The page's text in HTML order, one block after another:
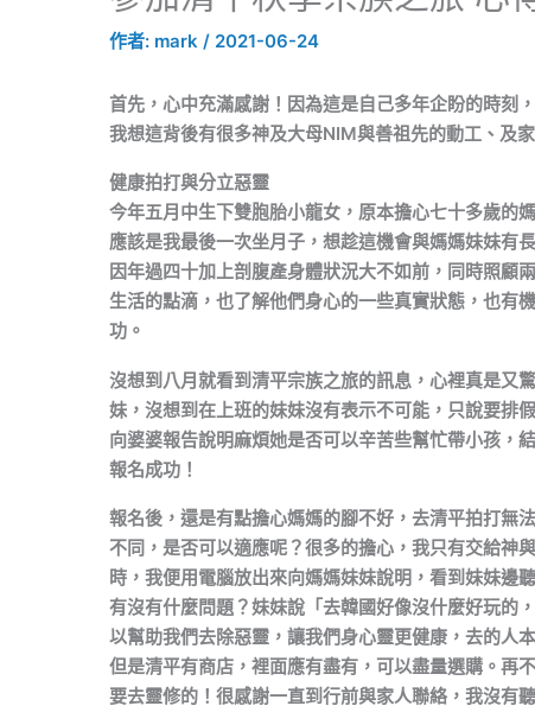
作者: mark / 2021-06-24
首先，心中充滿感謝！因為這是自己多年企盼的時刻
我想這背後有很多神及大母NIM與善祖先的動工、及
健康拍打與分立惡靈
今年五月中生下雙胞胎小龍女，原本擔心七十多歲的
應該是我最後一次坐月子，想趁這機會與媽媽妹妹有
因年過四十加上剖腹產身體狀況大不如前，同時照顧
生活的點滴，也了解他們身心的一些真實狀態，也有
功。
沒想到八月就看到清平宗族之旅的訊息，心裡真是又
妹，沒想到在上班的妹妹沒有表示不可能，只說要排
向婆婆報告說明麻煩她是否可以辛苦些幫忙帶小孩，
報名成功！
報名後，還是有點擔心媽媽的腳不好，去清平拍打無
不同，是否可以適應呢？很多的擔心，我只有交給神
時，我便用電腦放出來向媽媽妹妹說明，看到妹妹邊
有沒有什麼問題？妹妹說「去韓國好像沒什麼好玩的
以幫助我們去除惡靈，讓我們身心靈更健康，去的人
但是清平有商店，裡面應有盡有，可以盡量選購。
要去靈修的！很感謝一直到行前與家人聯絡，我沒有